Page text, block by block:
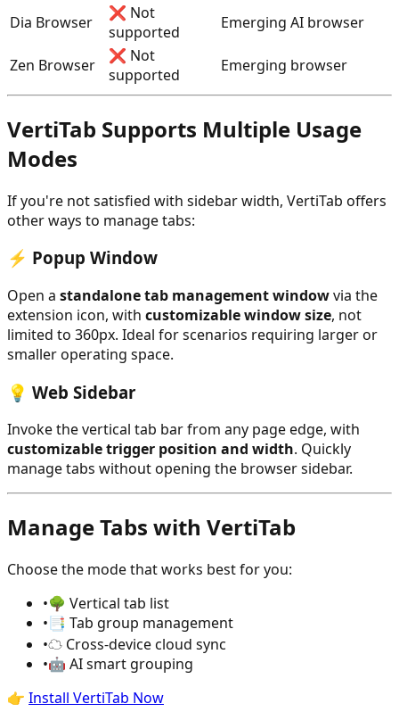
Dia Browser
❌ Not
supported
Emerging AI browser
Zen Browser
❌ Not
supported
Emerging browser
VertiTab Supports Multiple Usage
Modes
If you're not satisfied with sidebar width, VertiTab offers
other ways to manage tabs:
⚡ Popup Window
Open a standalone tab management windowvia the
extension icon, with customizable window size, not
limited to 360px. Ideal for scenarios requiring larger or
smaller operating space.
💡 Web Sidebar
Invoke the vertical tab bar from any page edge, with
customizable trigger position and width. Quickly
manage tabs without opening the browser sidebar.
Manage Tabs with VertiTab
Choose the mode that works best for you:
•🌳 Vertical tab list
• 📑 Tab group management
•☁️ Cross-device cloud sync
•🤖 AI smart grouping
👉 Install VertiTab Now